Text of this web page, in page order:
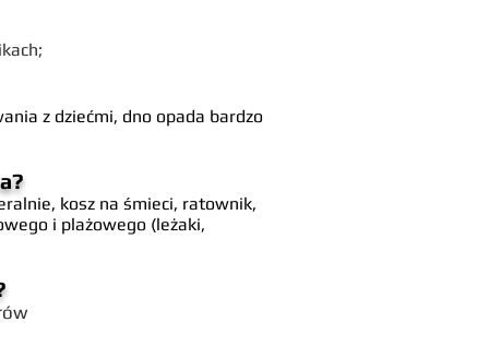
z dziećmi, dno opada bardzo
kosz na śmieci, ratownik,
i plażowego (leżaki,